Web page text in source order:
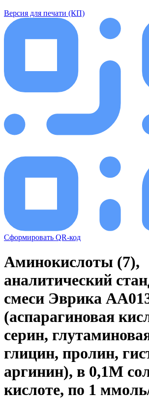
Версия для печати (КП)
Сформировать QR-код
Аминокислоты (7),
аналитический
смеси Эврика
(аспарагиновая
серин,
глицин, пролин,
аргинин), в 0,1М
кислоте, по 1